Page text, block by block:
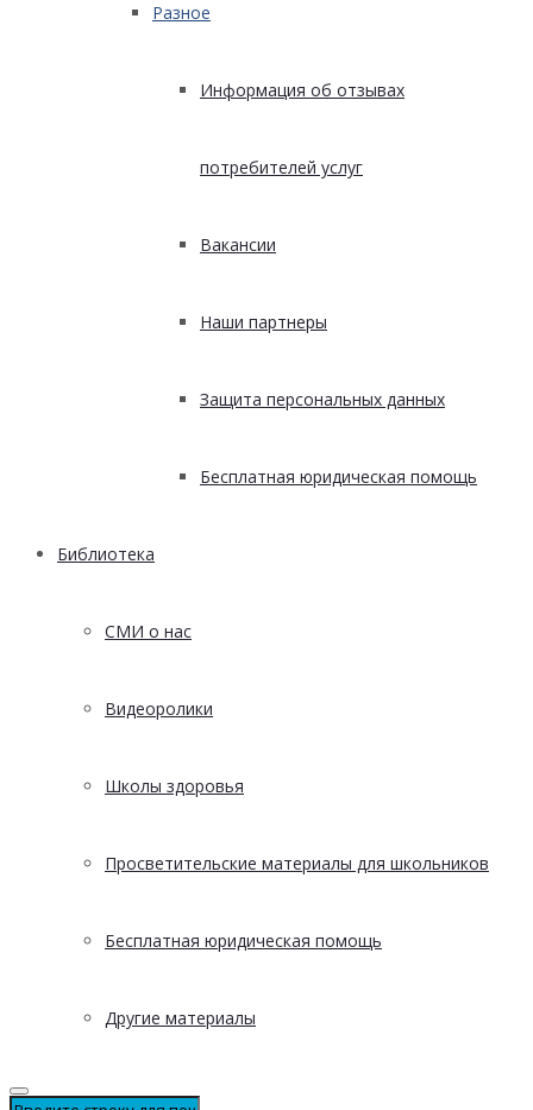
Разное
Информация об отзывах
потребителей услуг
Вакансии
Наши партнеры
Защита персональных данных
Бесплатная юридическая помощь
Библиотека
СМИ о нас
Видеоролики
Школы здоровья
Просветительские материалы для школьников
Бесплатная юридическая помощь
Другие материалы